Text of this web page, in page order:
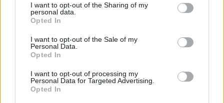
I want to opt-out of the Sharing of my
personal data.
Opted In
I want to opt-out of the Sale of my
Personal Data.
Opted In
I want to opt-out of processing my
Personal Data for Targeted Advertising.
Opted In